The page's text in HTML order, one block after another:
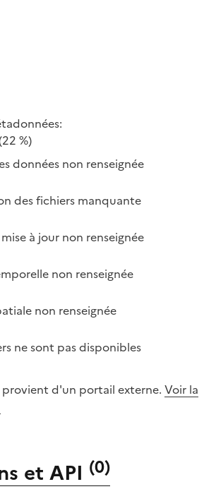
%)
données non renseignée
des fichiers manquante
à jour non renseignée
non renseignée
non renseignée
ne sont pas disponibles
provient d'un portail externe. Voir la
et API (0)